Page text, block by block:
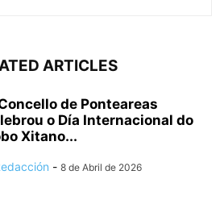
ARTICLES
de Ponteareas
o Día Internacional do
Xitano...
- 8 de Abril de 2026